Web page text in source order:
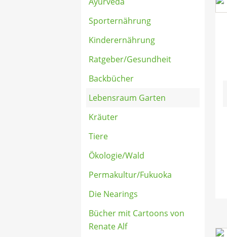
Sporternährung
Kinderernährung
Ratgeber/Gesundheit
Backbücher
Lebensraum Garten
Kräuter
Tiere
Ökologie/Wald
Permakultur/Fukuoka
Die Nearings
Bücher mit Cartoons von
Renate Alf